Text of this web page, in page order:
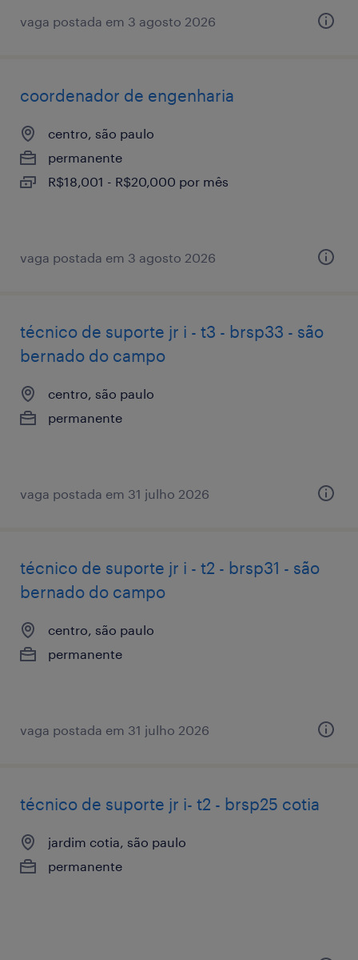
vaga postada em 3 agosto 2026
coordenador de engenharia
centro, são paulo
permanente
R$18,001 - R$20,000 por mês
vaga postada em 3 agosto 2026
técnico de suporte jr i - t3 - brsp33 - são
bernado do campo
centro, são paulo
permanente
vaga postada em 31 julho 2026
técnico de suporte jr i - t2 - brsp31 - são
bernado do campo
centro, são paulo
permanente
vaga postada em 31 julho 2026
técnico de suporte jr i- t2 - brsp25 cotia
jardim cotia, são paulo
permanente